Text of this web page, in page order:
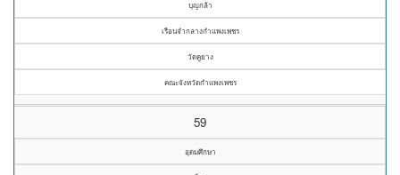
บุญกล้า
เรือนจำกลางกำแพงเพชร
วัดคูยาง
คณะจังหวัดกำแพงเพชร
59
อุดมศึกษา